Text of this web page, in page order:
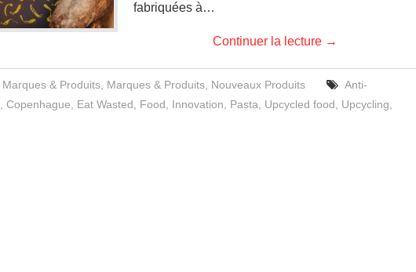
fabriquées à…
Continuer la lecture →
Marques & Produits Marques & Produits Nouveaux Produits
Anti-
Copenhague Eat Wasted Food Innovation Pasta Upcycled food Upcycling